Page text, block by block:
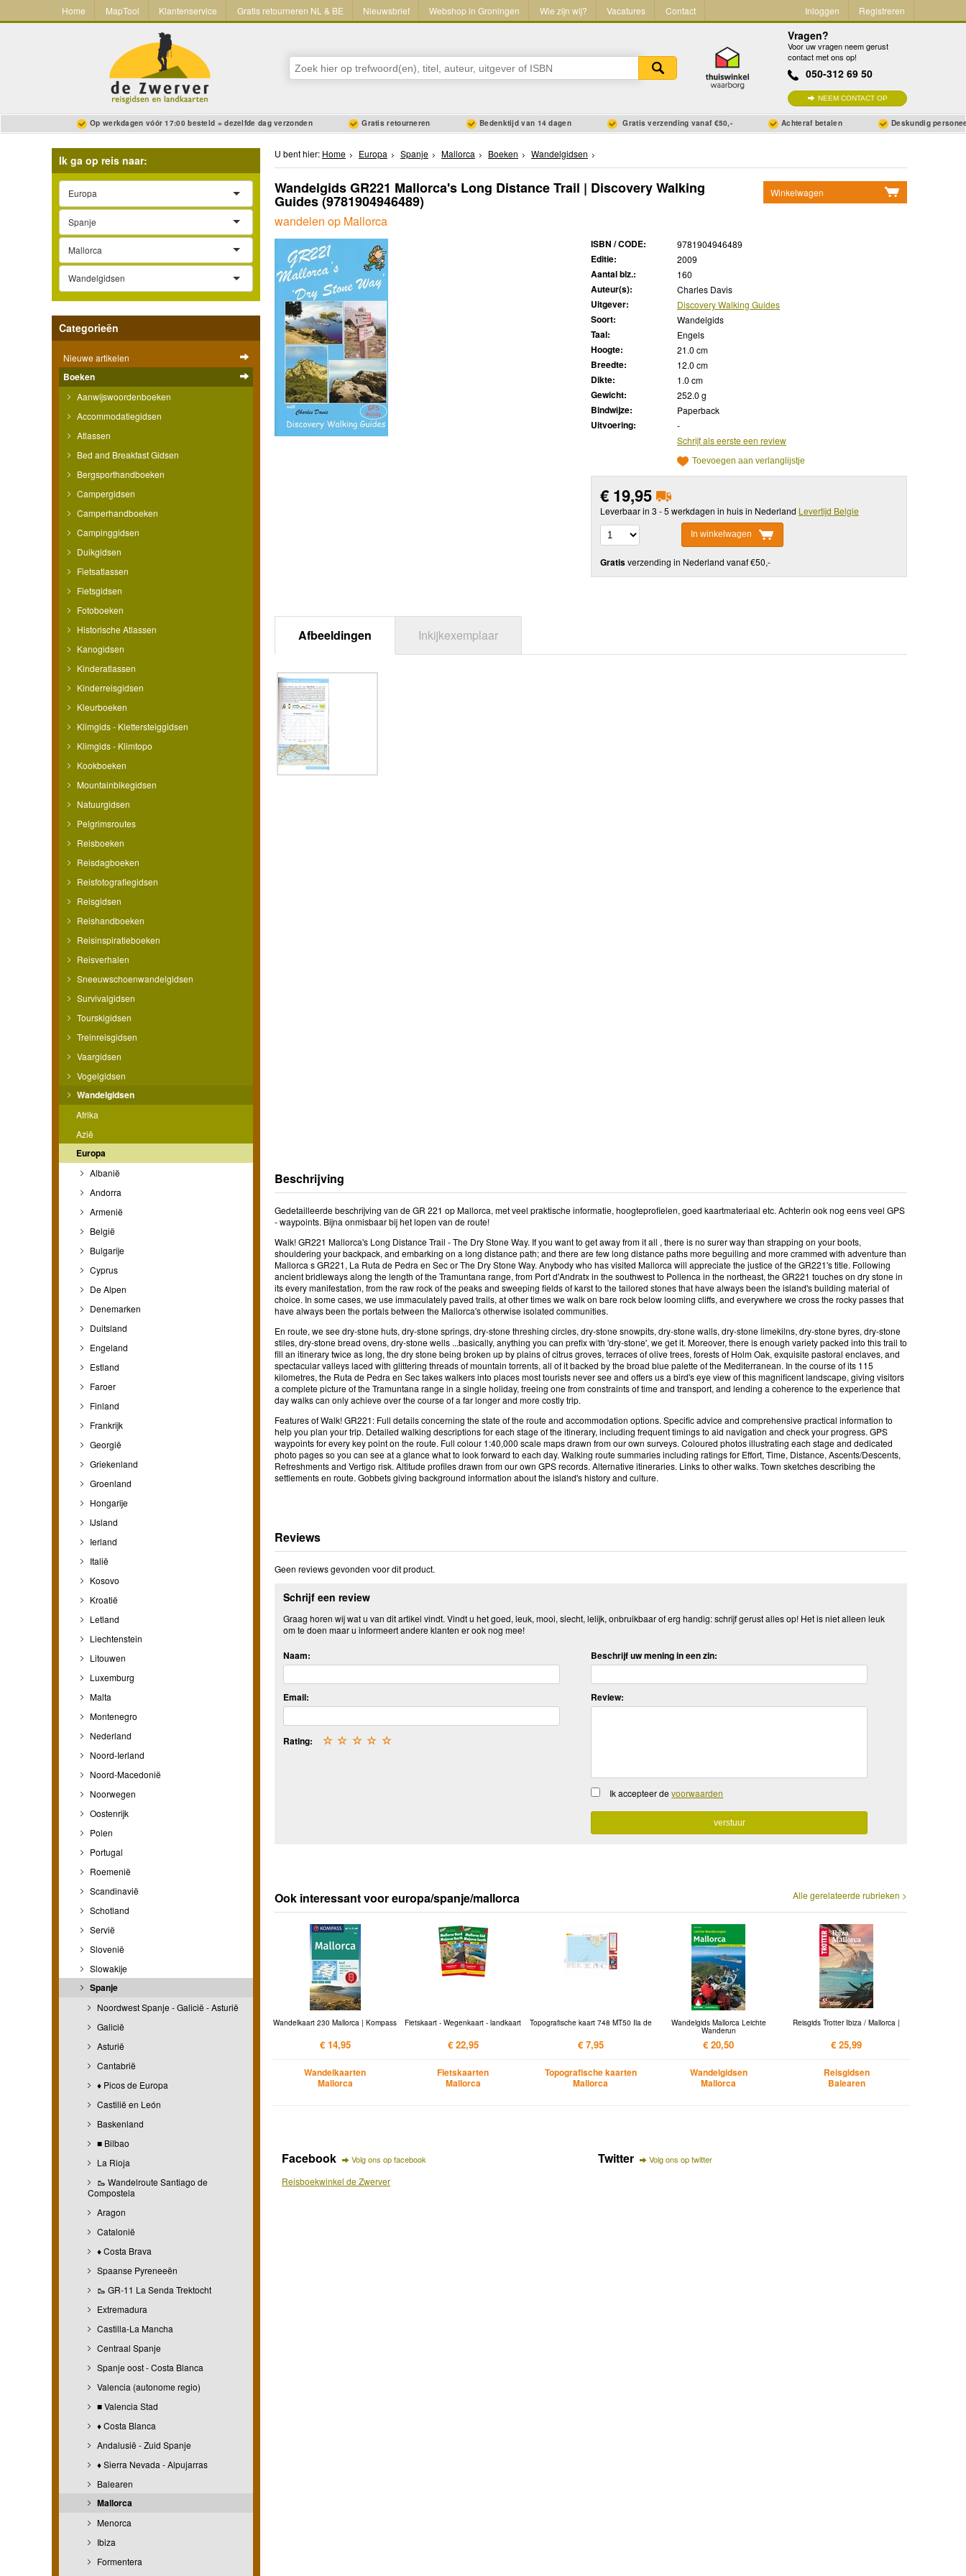
Home MapTool Klantenservice Gratis retourneren NL & BE Nieuwsbrief Webshop in Groningen Wie zijn wij? Vacatures Contact Inloggen Registreren
Vragen?
Voor uw vragen neem gerust
contact met ons op!
050-312 69 50
NEEM CONTACT OP
Op werkdagen vóór 17:00 besteld = dezelfde dag verzonden Gratis retourneren Bedenktijd van 14 dagen Gratis verzending vanaf €50,- Achteraf betalen Deskundig
Ik ga op reis naar:
Europa
Spanje
Mallorca
Wandelgidsen
Categorieën
Nieuwe artikelen
Boeken
Aanwijswoordenboeken
Accommodatiegidsen
Atlassen
Bed and Breakfast Gidsen
Bergsporthandboeken
Campergidsen
Camperhandboeken
Campinggidsen
Duikgidsen
Fietsatlassen
Fietsgidsen
Fotoboeken
Historische Atlassen
Kanogidsen
Kinderatlassen
Kinderreisgidsen
Kleurboeken
Klimgids - Klettersteiggidsen
Klimgids - Klimtopo
Kookboeken
Mountainbikegidsen
Natuurgidsen
Pelgrimsroutes
Reisboeken
Reisdagboeken
Reisfotografiegidsen
Reisgidsen
Reishandboeken
Reisinspiratieboeken
Reisverhalen
Sneeuwschoenwandelgidsen
Survivalgidsen
Tourskigidsen
Treinreisgidsen
Vaargidsen
Vogelgidsen
Wandelgidsen
Afrika
Azië
Europa
Albanië
Andorra
Armenië
België
Bulgarije
Cyprus
De Alpen
Denemarken
Duitsland
Engeland
Estland
Faroer
Finland
Frankrijk
Georgië
Griekenland
Groenland
Hongarije
IJsland
Ierland
Italië
Kosovo
Kroatië
Letland
Liechtenstein
Litouwen
Luxemburg
Malta
Montenegro
Nederland
Noord-Ierland
Noord-Macedonië
Noorwegen
Oostenrijk
Polen
Portugal
Roemenië
Scandinavië
Schotland
Servië
Slovenië
Slowakije
Spanje
Noordwest Spanje - Galicië - Asturië
Galicië
Asturië
Cantabrië
♦ Picos de Europa
Castilië en León
Baskenland
■ Bilbao
La Rioja
🥾 Wandelroute Santiago de
Compostela
Aragon
Catalonië
♦ Costa Brava
Spaanse Pyreneeën
🥾 GR-11 La Senda Trektocht
Extremadura
Castilla-La Mancha
Centraal Spanje
Spanje oost - Costa Blanca
Valencia (autonome regio)
■ Valencia Stad
♦ Costa Blanca
Andalusië - Zuid Spanje
♦ Sierra Nevada - Alpujarras
Balearen
Mallorca
Menorca
Ibiza
Formentera
U bent hier: Home Europa Spanje Mallorca Boeken Wandelgidsen
Winkelwagen
Wandelgids GR221 Mallorca's Long Distance Trail | Discovery Walking
Guides(9781904946489)
wandelen op Mallorca
ISBN / CODE: 9781904946489
Editie: 2009
Aantal blz.: 160
Auteur(s): Charles Davis
Uitgever: Discovery Walking Guides
Soort: Wandelgids
Taal: Engels
Hoogte: 21.0 cm
Breedte: 12.0 cm
Dikte: 1.0 cm
Gewicht: 252.0 g
Bindwijze: Paperback
Uitvoering:
-
Schrijf als eerste een review
Toevoegen aan verlanglijstje
€ 19,95
Leverbaar in 3 - 5 werkdagen in huis in Nederland Levertijd Belgie
In winkelwagen
Gratisverzending in Nederland vanaf €50,-
Afbeeldingen Inkijkexemplaar
Beschrijving
Gedetailleerde beschrijving van de GR 221 op Mallorca, met veel praktische informatie, hoogteprofielen, goed kaartmateriaal etc. Achterin ook nog eens veel GPS
- waypoints. Bijna onmisbaar bij het lopen van de route!
Walk! GR221 Mallorca's Long Distance Trail - The Dry Stone Way. If you want to get away from it all , there is no surer way than strapping on your boots,
shouldering your backpack, and embarking on a long distance path; and there are few long distance paths more beguiling and more crammed with adventure than
Mallorca s GR221, La Ruta de Pedra en Sec or The Dry Stone Way. Anybody who has visited Mallorca will appreciate the justice of the GR221's title. Following
ancient bridleways along the length of the Tramuntana range, from Port d'Andratx in the southwest to Pollenca in the northeast, the GR221 touches on dry stone in
its every manifestation, from the raw rock of the peaks and sweeping fields of karst to the tailored stones that have always been the island's building material of
choice. In some cases, we use immaculately paved trails, at other times we walk on bare rock below looming cliffs, and everywhere we cross the rocky passes that
have always been the portals between the Mallorca's otherwise isolated communities.
En route, we see dry-stone huts, dry-stone springs, dry-stone threshing circles, dry-stone snowpits, dry-stone walls, dry-stone limekilns, dry-stone byres, dry-stone
stiles, dry-stone bread ovens, dry-stone wells ...basically, anything you can prefix with 'dry-stone', we get it. Moreover, there is enough variety packed into this trail to
fill an itinerary twice as long, the dry stone being broken up by plains of citrus groves, terraces of olive trees, forests of Holm Oak, exquisite pastoral enclaves, and
spectacular valleys laced with glittering threads of mountain torrents, all of it backed by the broad blue palette of the Mediterranean. In the course of its 115
kilometres, the Ruta de Pedra en Sec takes walkers into places most tourists never see and offers us a bird's eye view of this magnificent landscape, giving visitors
a complete picture of the Tramuntana range in a single holiday, freeing one from constraints of time and transport, and lending a coherence to the experience that
day walks can only achieve over the course of a far longer and more costly trip.
Features of Walk! GR221: Full details concerning the state of the route and accommodation options. Specific advice and comprehensive practical information to
help you plan your trip. Detailed walking descriptions for each stage of the itinerary, including frequent timings to aid navigation and check your progress. GPS
waypoints for every key point on the route. Full colour 1:40,000 scale maps drawn from our own surveys. Coloured photos illustrating each stage and dedicated
photo pages so you can see at a glance what to look forward to each day. Walking route summaries including ratings for Effort, Time, Distance, Ascents/Descents,
Refreshments and Vertigo risk. Altitude profiles drawn from our own GPS records. Alternative itineraries. Links to other walks. Town sketches describing the
settlements en route. Gobbets giving background information about the island's history and culture.
Reviews
Geen reviews gevonden voor dit product.
Schrijf een review
Graag horen wij wat u van dit artikel vindt. Vindt u het goed, leuk, mooi, slecht, lelijk, onbruikbaar of erg handig: schrijf gerust alles op! Het is niet alleen leuk
om te doen maar u informeert andere klanten er ook nog mee!
Naam:
Email:
Rating: ☆
☆
☆
☆
☆
Beschrijf uw mening in een zin:
Review:
Ik accepteer devoorwaarden
Alle gerelateerde rubrieken >
Ook interessant voor europa/spanje/mallorca
Wandelkaart 230 Mallorca | Kompass
€ 14,95
Wandelkaarten
Mallorca
Fietskaart - Wegenkaart - landkaart
€ 22,95
Fietskaarten
Mallorca
Topografische kaart 748 MT50 Ila de
€ 7,95
Topografische kaarten
Mallorca
Wandelgids Mallorca Leichte
Wanderun
€ 20,50
Wandelgidsen
Mallorca
Reisgids Trotter Ibiza / Mallorca |
€ 25,99
Reisgidsen
Balearen
Facebook Volg ons op facebook
Reisboekwinkel de Zwerver
Twitter Volg ons op twitter